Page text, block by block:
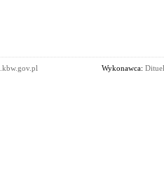
Wykonawca: